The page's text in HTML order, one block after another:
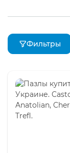
Фильтры